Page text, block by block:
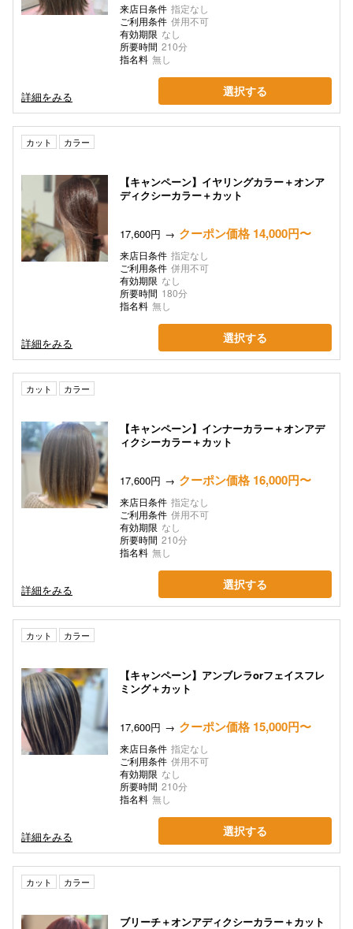
来店日条件 指定なし
ご利用条件 併用不可
有効期限 なし
所要時間 210分
指名料 無し
詳細をみる 選択する
カット カラー
【キャンペーン】イヤリングカラー＋オンア
ディクシーカラー＋カット
17,600円 クーポン価格 14,000円〜
来店日条件 指定なし
ご利用条件 併用不可
有効期限 なし
所要時間 180分
指名料 無し
詳細をみる 選択する
カット カラー
【キャンペーン】インナーカラー＋オンアデ
ィクシーカラー＋カット
17,600円 クーポン価格 16,000円〜
来店日条件 指定なし
ご利用条件 併用不可
有効期限 なし
所要時間 210分
指名料 無し
詳細をみる 選択する
カット カラー
【キャンペーン】アンブレラorフェイスフレ
ミング＋カット
17,600円 クーポン価格 15,000円〜
来店日条件 指定なし
ご利用条件 併用不可
有効期限 なし
所要時間 210分
指名料 無し
詳細をみる 選択する
カット カラー
ブリーチ＋オンアディクシーカラー＋カット